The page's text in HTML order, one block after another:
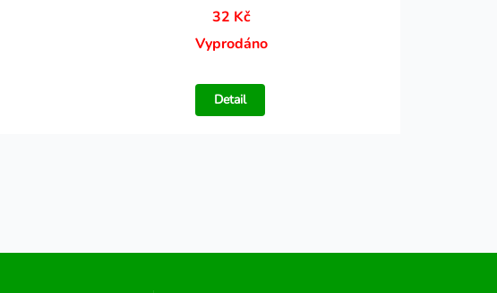
32 Kč
Vyprodáno
Detail